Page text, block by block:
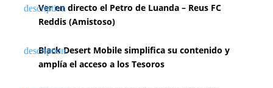
Ver en directo el Petro de Luanda – Reus FC
Reddis (Amistoso)
Black Desert Mobile simplifica su contenido y
amplía el acceso a los Tesoros